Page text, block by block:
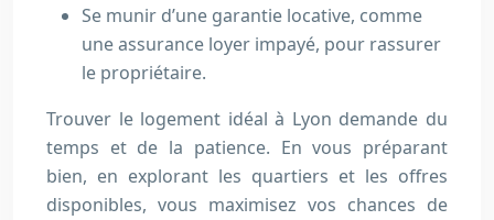
Se munir d’une garantie locative, comme
une assurance loyer impayé, pour rassurer
le propriétaire.
Trouver le logement idéal à Lyon demande du
temps et de la patience. En vous préparant
bien, en explorant les quartiers et les offres
disponibles, vous maximisez vos chances de